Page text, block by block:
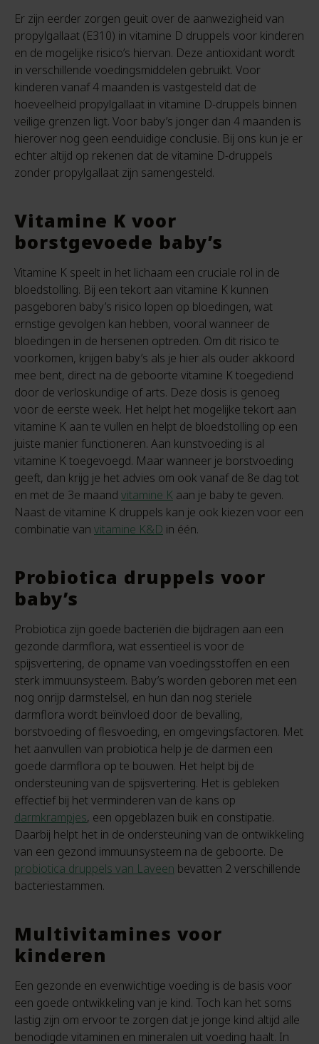
Er zijn eerder zorgen geuit over de aanwezigheid van
propylgallaat (E310) in vitamine D druppels voor kinderen
en de mogelijke risico’s hiervan. Deze antioxidant wordt
in verschillende voedingsmiddelen gebruikt. Voor
kinderen vanaf 4 maanden is vastgesteld dat de
hoeveelheid propylgallaat in vitamine D-druppels binnen
veilige grenzen ligt. Voor baby’s jonger dan 4 maanden is
hierover nog geen eenduidige conclusie. Bij ons kun je er
echter altijd op rekenen dat de vitamine D-druppels
zonder propylgallaat zijn samengesteld.
Vitamine K voor
borstgevoede baby’s
Vitamine K speelt in het lichaam een cruciale rol in de
bloedstolling. Bij een tekort aan vitamine K kunnen
pasgeboren baby’s risico lopen op bloedingen, wat
ernstige gevolgen kan hebben, vooral wanneer de
bloedingen in de hersenen optreden. Om dit risico te
voorkomen, krijgen baby’s als je hier als ouder akkoord
mee bent, direct na de geboorte vitamine K toegediend
door de verloskundige of arts. Deze dosis is genoeg
voor de eerste week. Het helpt het mogelijke tekort aan
vitamine K aan te vullen en helpt de bloedstolling op een
juiste manier functioneren. Aan kunstvoeding is al
vitamine K toegevoegd. Maar wanneer je borstvoeding
geeft, dan krijg je het advies om ook vanaf de 8e dag tot
en met de 3e maand vitamine K aan je baby te geven.
Naast de vitamine K druppels kan je ook kiezen voor een
combinatie van vitamine K&D in één.
Probiotica druppels voor
baby’s
Probiotica zijn goede bacteriën die bijdragen aan een
gezonde darmflora, wat essentieel is voor de
spijsvertering, de opname van voedingsstoffen en een
sterk immuunsysteem. Baby’s worden geboren met een
nog onrijp darmstelsel, en hun dan nog steriele
darmflora wordt beïnvloed door de bevalling,
borstvoeding of flesvoeding, en omgevingsfactoren. Met
het aanvullen van probiotica help je de darmen een
goede darmflora op te bouwen. Het helpt bij de
ondersteuning van de spijsvertering. Het is gebleken
effectief bij het verminderen van de kans op
darmkrampjes, een opgeblazen buik en constipatie.
Daarbij helpt het in de ondersteuning van de ontwikkeling
van een gezond immuunsysteem na de geboorte. De
probiotica druppels van Laveen bevatten 2 verschillende
bacteriestammen.
Multivitamines voor
kinderen
Een gezonde en evenwichtige voeding is de basis voor
een goede ontwikkeling van je kind. Toch kan het soms
lastig zijn om ervoor te zorgen dat je jonge kind altijd alle
benodigde vitaminen en mineralen uit voeding haalt. In